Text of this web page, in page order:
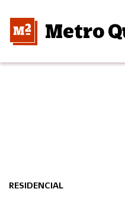
Metro
RESIDENCIAL